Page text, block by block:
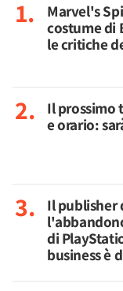
Marvel's
costume di
le critiche
Il prossimo
e orario:
Il publisher
di
business è